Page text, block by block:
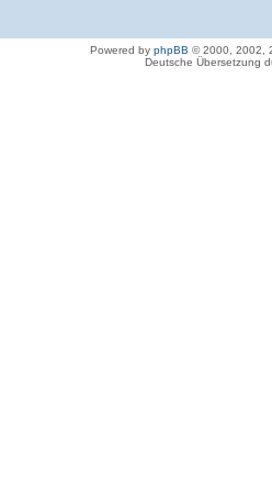
Powered by phpBB © 2000, 2002,
Deutsche Übersetzung